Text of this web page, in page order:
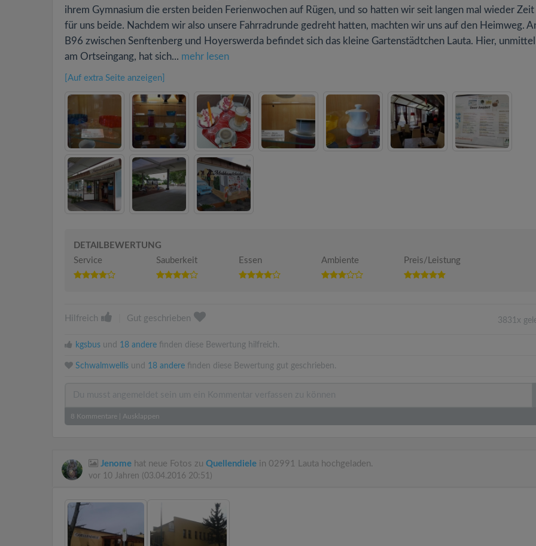
ihrem Gymnasium die ersten beiden Ferienwochen auf Rügen, und so hatten wir seit langen mal wieder Zeit
für uns beide. Nachdem wir also unsere Fahrradrunde gedreht hatten, machten wir uns auf den Heimweg.
B96 zwischen Senftenberg und Hoyerswerda befindet sich das kleine Gartenstädtchen Lauta. Hier,
am Ortseingang, hat sich... mehr lesen
[Auf extra Seite anzeigen]
DETAILBEWERTUNG
Service
Sauberkeit Essen Ambiente Preis/Leistung
Hilfreich Gut geschrieben 3831x
kgsbus und 18 andere finden diese Bewertung hilfreich.
Schwalmwellis und 18 andere finden diese Bewertung gut geschrieben.
8 Kommentare Ausklappen
Jenome hat neue Fotos zu Quellendiele in 02991 Lauta hochgeladen.
vor 10 Jahren (03.04.2016 20:51)